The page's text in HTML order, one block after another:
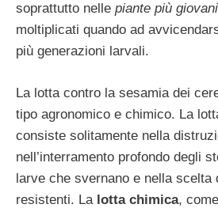
soprattutto nelle piante più giovani
moltiplicati quando ad
più generazioni larvali.
La lotta contro la sesamia dei
tipo agronomico e chimico. La
consiste solitamente nella
nell’interramento profondo degli
larve che svernano e nella scelta
resistenti. La lotta chimica,